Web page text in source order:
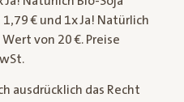
€ und 1x Ja! Natürlich
von 20 €. Preise
ausdrücklich das Recht